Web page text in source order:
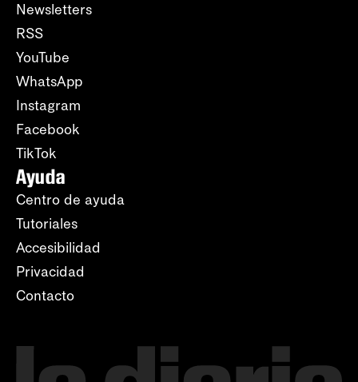
Newsletters
RSS
YouTube
WhatsApp
Instagram
Facebook
TikTok
Ayuda
Centro de ayuda
Tutoriales
Accesibilidad
Privacidad
Contacto